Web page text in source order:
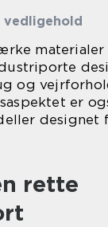
vedligehold
materialer
og
er
designet
rette